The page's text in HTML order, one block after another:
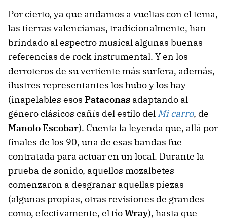
Por cierto, ya que andamos a vueltas con el tema,
las tierras valencianas, tradicionalmente, han
brindado al espectro musical algunas buenas
referencias de rock instrumental. Y en los
derroteros de su vertiente más surfera, además,
ilustres representantes los hubo y los hay
(inapelables esos Pataconas adaptando al
género clásicos cañís del estilo del Mi carro, de
Manolo Escobar). Cuenta la leyenda que, allá por
finales de los 90, una de esas bandas fue
contratada para actuar en un local. Durante la
prueba de sonido, aquellos mozalbetes
comenzaron a desgranar aquellas piezas
(algunas propias, otras revisiones de grandes
como, efectivamente, el tíoWray), hasta que